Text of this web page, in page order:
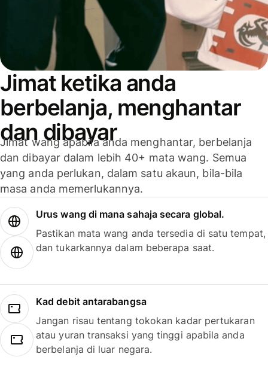
Jimat ketika anda
berbelanja, menghantar
dan dibayar
Jimat wang apabila anda menghantar, berbelanja
dan dibayar dalam lebih 40+ mata wang. Semua
yang anda perlukan, dalam satu akaun, bila-bila
masa anda memerlukannya.
Urus wang di mana sahaja secara global.
Pastikan mata wang anda tersedia di satu tempat,
dan tukarkannya dalam beberapa saat.
Kad debit antarabangsa
Jangan risau tentang tokokan kadar pertukaran
atau yuran transaksi yang tinggi apabila anda
berbelanja di luar negara.